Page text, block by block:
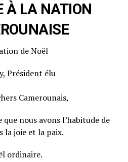
À LA NATION
de Noël
Président élu
Camerounais,
nous avons l’habitude de
la joie et la paix.
ordinaire.